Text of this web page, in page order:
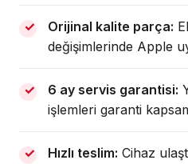
Orijinal kalite parça:
değişimlerinde Apple
6 ay servis garantisi:
işlemleri garanti
Hızlı teslim: Cihaz